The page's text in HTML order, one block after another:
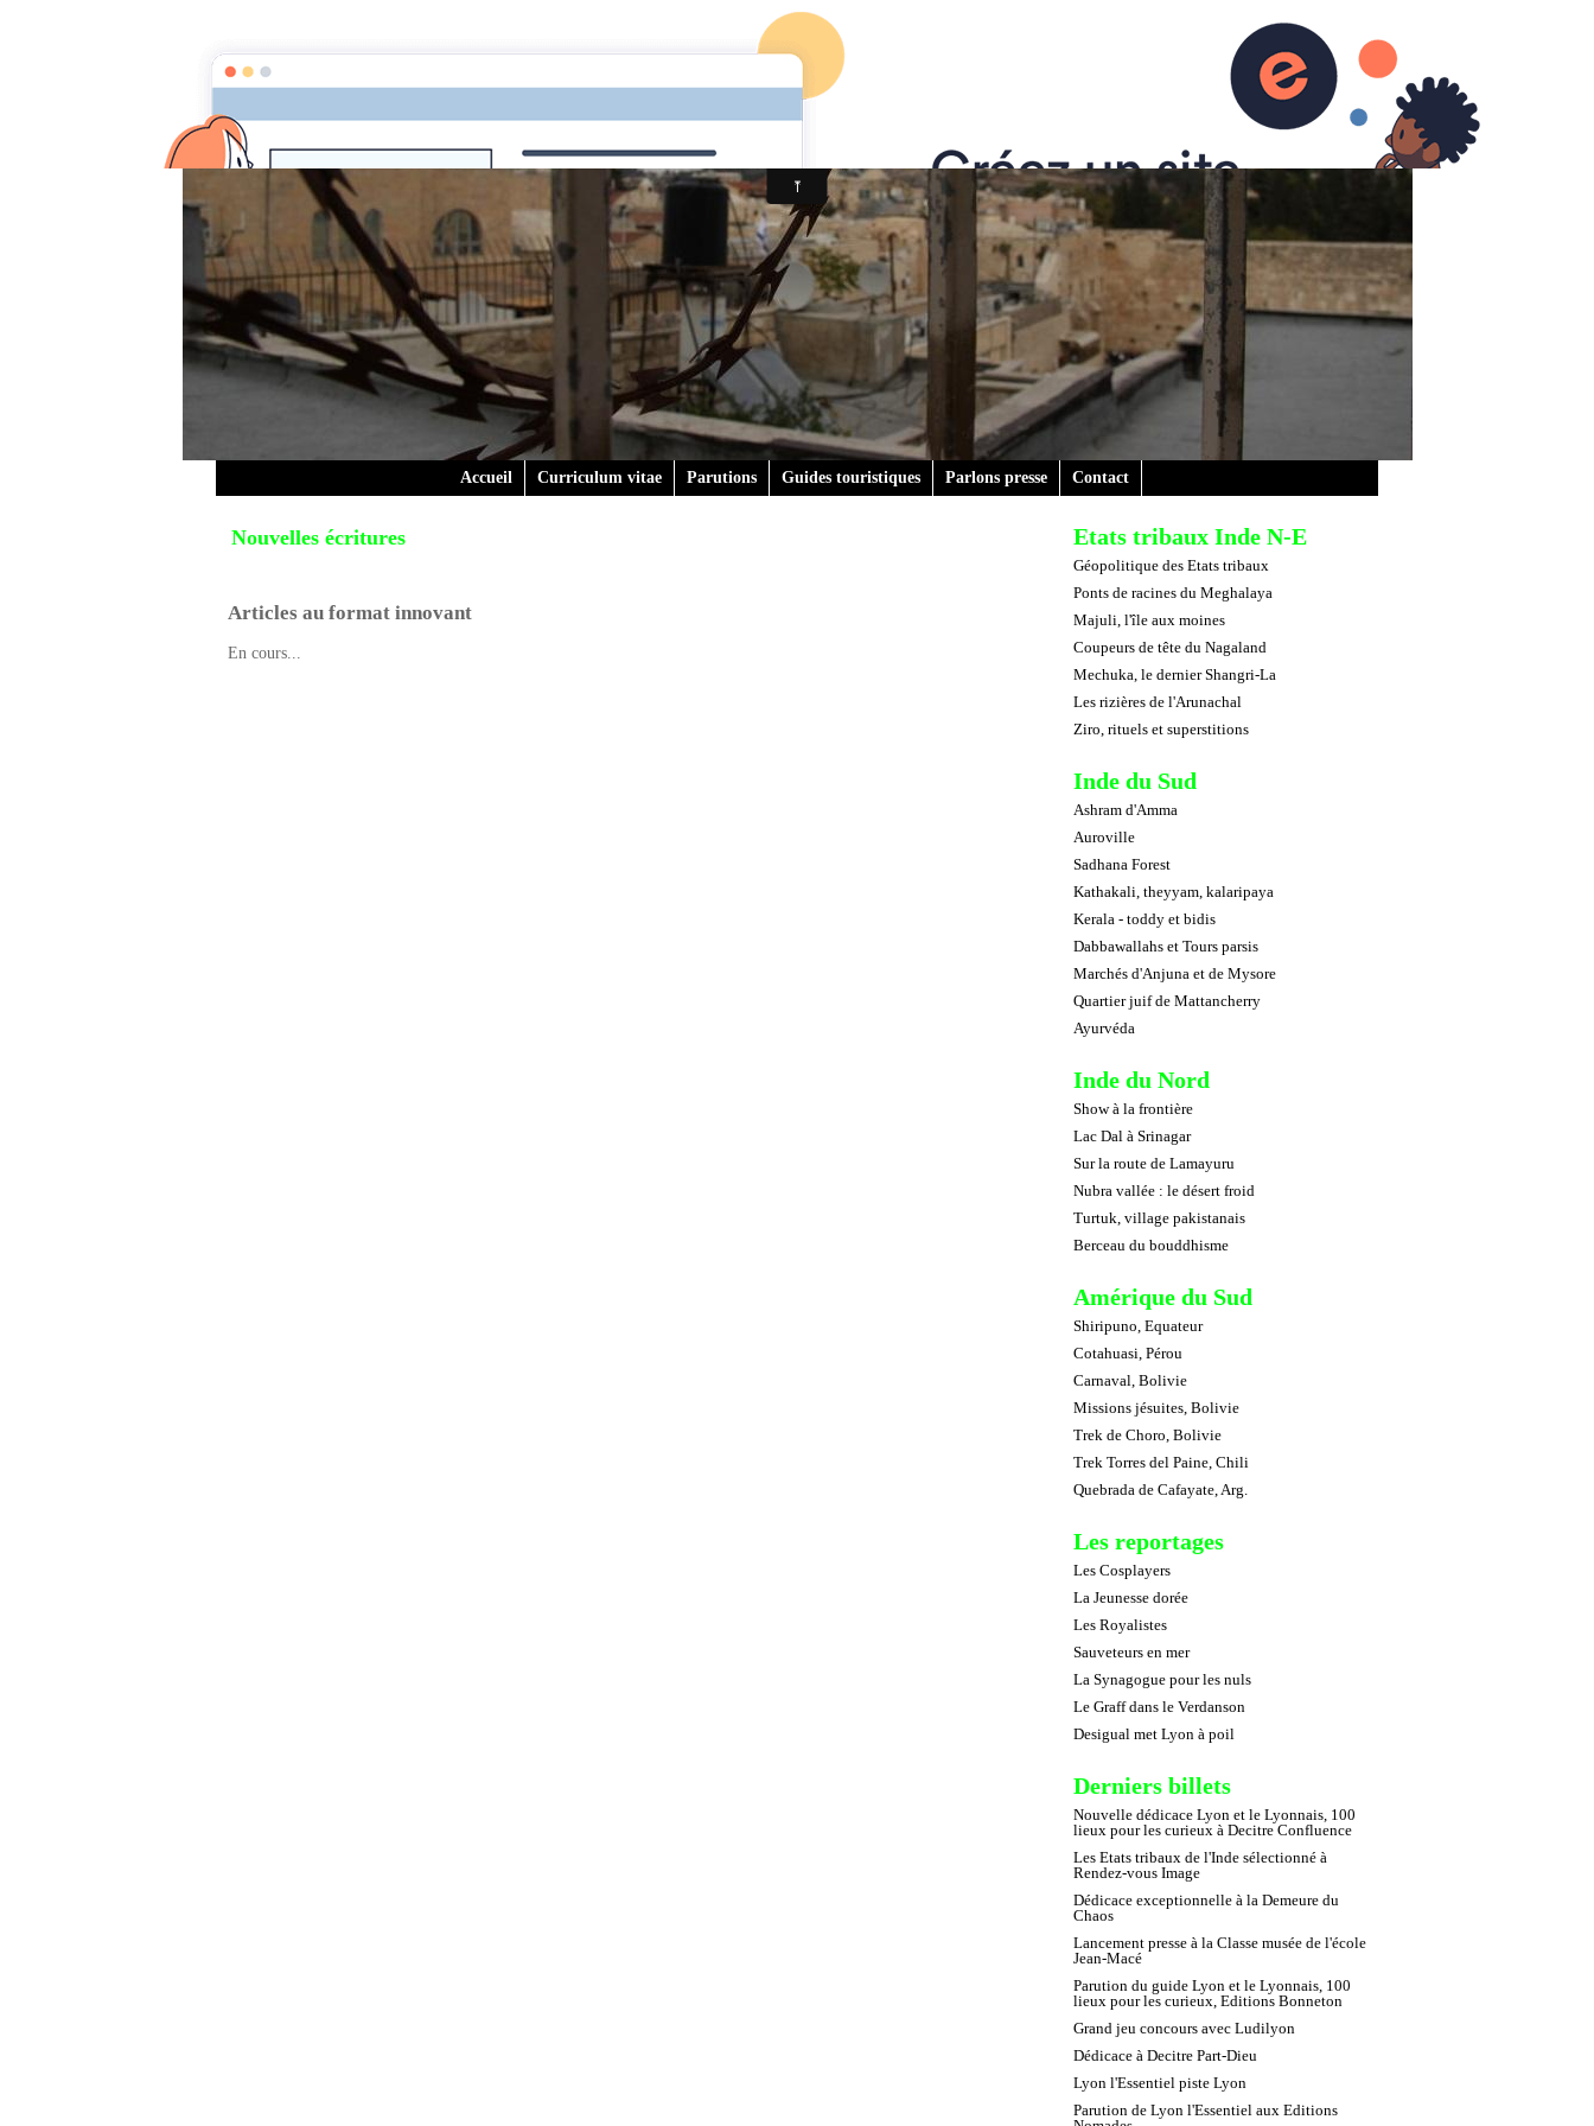
Accueil Curriculum vitae Parutions Guides touristiques Parlons presse Contact
Etats tribaux Inde N-E
Géopolitique des Etats tribaux
Ponts de racines du Meghalaya
Majuli, l'île aux moines
Coupeurs de tête du Nagaland
Mechuka, le dernier Shangri-La
Les rizières de l'Arunachal
Ziro, rituels et superstitions
Inde du Sud
Ashram d'Amma
Auroville
Sadhana Forest
Kathakali, theyyam, kalaripaya
Kerala - toddy et bidis
Dabbawallahs et Tours parsis
Marchés d'Anjuna et de Mysore
Quartier juif de Mattancherry
Ayurvéda
Inde du Nord
Show à la frontière
Lac Dal à Srinagar
Sur la route de Lamayuru
Nubra vallée : le désert froid
Turtuk, village pakistanais
Berceau du bouddhisme
Amérique du Sud
Shiripuno, Equateur
Cotahuasi, Pérou
Carnaval, Bolivie
Missions jésuites, Bolivie
Trek de Choro, Bolivie
Trek Torres del Paine, Chili
Quebrada de Cafayate, Arg.
Les reportages
Les Cosplayers
La Jeunesse dorée
Les Royalistes
Sauveteurs en mer
La Synagogue pour les nuls
Le Graff dans le Verdanson
Desigual met Lyon à poil
Derniers billets
Nouvelle dédicace Lyon et le Lyonnais, 100
lieux pour les curieux à Decitre Confluence
Les Etats tribaux de l'Inde sélectionné à
Rendez-vous Image
Dédicace exceptionnelle à la Demeure du
Chaos
Lancement presse à la Classe musée de l'école
Jean-Macé
Parution du guide Lyon et le Lyonnais, 100
lieux pour les curieux, Editions Bonneton
Grand jeu concours avec Ludilyon
Dédicace à Decitre Part-Dieu
Lyon l'Essentiel piste Lyon
Parution de Lyon l'Essentiel aux Editions
Nouvelles écritures
Articles au format innovant
En cours...